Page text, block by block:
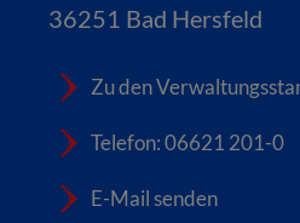
36251 Bad Hersfeld
Zu den
Telefon: 06621 201-0
E-Mail senden